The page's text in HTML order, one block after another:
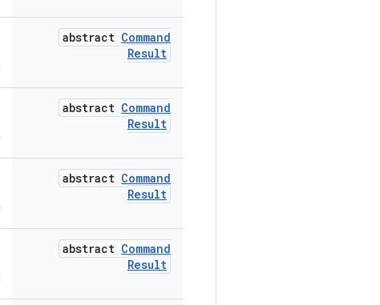
abstract Command
Result
abstract Command
Result
abstract Command
Result
abstract Command
Result